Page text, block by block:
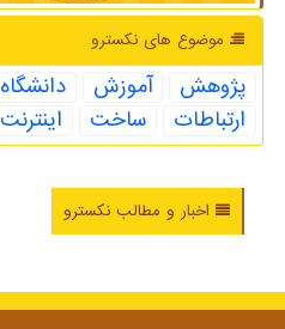
موضوع های نكسترو
پژوهش آموزش دانشگاه
ارتباطات
ساخت اینترنت
اخبار و مطالب نکسترو